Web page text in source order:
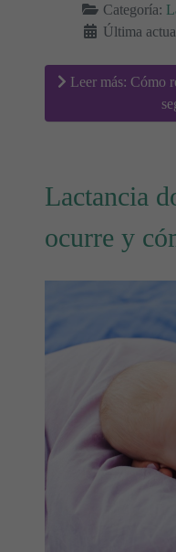
Categoría:
Última
Leer más: Cómo
Lactancia
ocurre y